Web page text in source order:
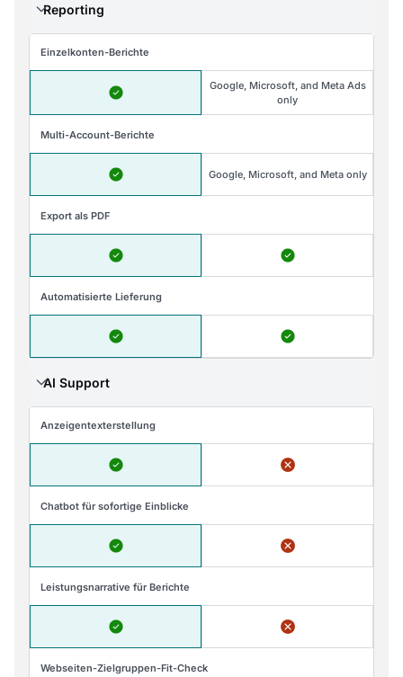
Reporting
Einzelkonten-Berichte
Google, Microsoft, and Meta Ads
only
Multi-Account-Berichte
Google, Microsoft, and Meta only
Export als PDF
Automatisierte Lieferung
AI Support
Anzeigentexterstellung
Chatbot für sofortige Einblicke
Leistungsnarrative für Berichte
Webseiten-Zielgruppen-Fit-Check